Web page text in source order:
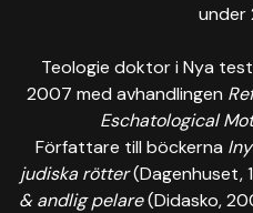
under
Teologie doktor i Nya
2007 med avhandlingen
Eschatological
Författare till böckerna
judiska rötter(Dagenhuset,
& andlig pelare(Didasko,